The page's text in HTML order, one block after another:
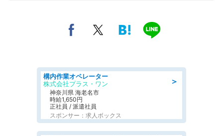
＞
構内作業オペレーター
株式会社プラス・ワン
神奈川県 海老名市
時給1,650円
正社員 / 派遣社員
スポンサー：求人ボックス